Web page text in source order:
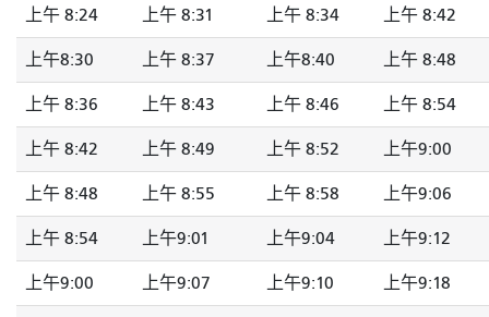
上午 8:24 上午 8:31 上午 8:34 上午 8:42
上午8:30 上午 8:37 上午8:40 上午 8:48
上午 8:36 上午 8:43 上午 8:46 上午 8:54
上午 8:42 上午 8:49 上午 8:52 上午9:00
上午 8:48 上午 8:55 上午 8:58 上午9:06
上午 8:54 上午9:01 上午9:04 上午9:12
上午9:00 上午9:07 上午9:10 上午9:18